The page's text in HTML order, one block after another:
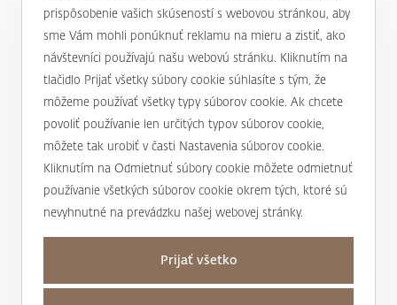
alebo +421 232 607 187
J&T BANKA
Kto sme
Unikátny prístup
Magazín Magnus
Nadácia J&T
Užitočné informácie
Úrokové sadzby a poplatky
Bankové produkty a služby
Mapa stránky a osobné údaje
Kontakty
prispôsobenie vašich skúseností s webovou stránkou, aby
sme Vám mohli ponúknuť reklamu na mieru a zistiť, ako
návštevníci používajú našu webovú stránku. Kliknutím na
tlačidlo Prijať všetky súbory cookie súhlasíte s tým, že
môžeme používať všetky typy súborov cookie. Ak chcete
povoliť používanie len určitých typov súborov cookie,
môžete tak urobiť v časti Nastavenia súborov cookie.
Kliknutím na Odmietnuť súbory cookie môžete odmietnuť
používanie všetkých súborov cookie okrem tých, ktoré sú
nevyhnutné na prevádzku našej webovej stránky.
Prijať všetko